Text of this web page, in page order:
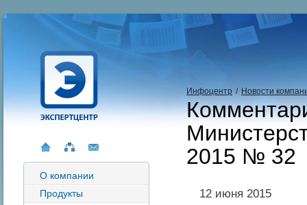
О компании
Продукты
Инфоцентр / Новости
2015 № 32
12 июня 2015